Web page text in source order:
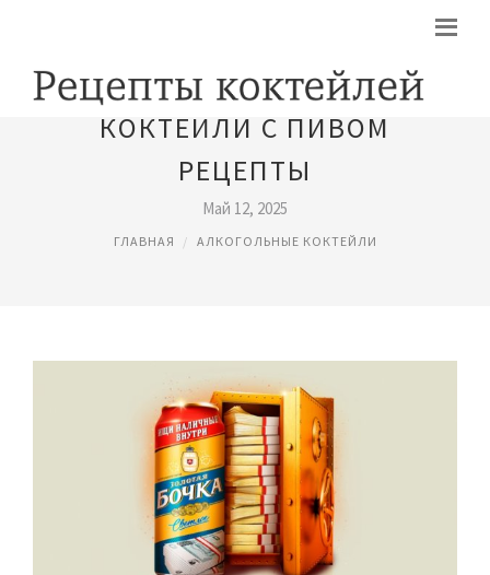
КОКТЕЙЛИ С ПИВОМ
РЕЦЕПТЫ
Май 12, 2025
ГЛАВНАЯ АЛКОГОЛЬНЫЕ КОКТЕЙЛИ